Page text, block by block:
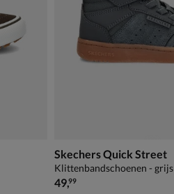
Skechers Quick Street
Klittenbandschoenen - grijs
€ 49,99
49,99